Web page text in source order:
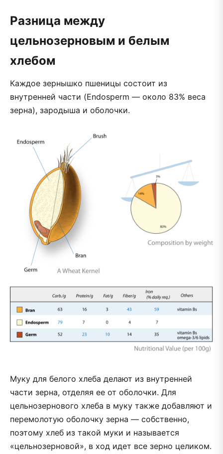
Разница между
цельнозерновым и белым
хлебом
Каждое зернышко пшеницы состоит из
внутренней части (Endosperm — около 83% веса
зерна), зародыша и оболочки.
Муку для белого хлеба делают из внутренней
части зерна, отделяя ее от оболочки. Для
цельнозернового хлеба в муку также добавляют и
перемолотую оболочку зерна — собственно,
поэтому хлеб из такой муки и называется
«цельнозерновой», в ход идет все зерно целиком.